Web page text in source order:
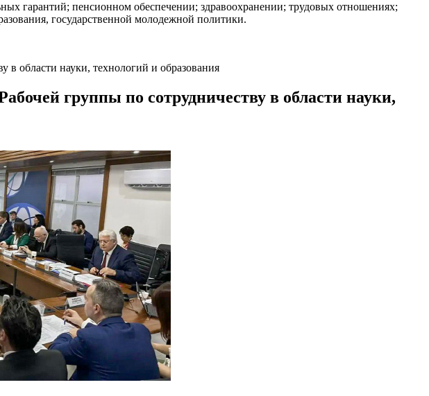
гарантий; пенсионном обеспечении; здравоохранении; трудовых отношениях;
государственной молодежной политики.
в области науки, технологий и образования
группы по сотрудничеству в области науки,